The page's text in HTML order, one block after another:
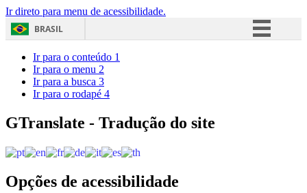
Ir direto para menu de acessibilidade.
BRASIL
Acesso à informação
Ir para o conteúdo 1
Ir para o menu 2
Ir para a busca 3
Ir para o rodapé 4
GTranslate - Tradução do site
Opções de acessibilidade